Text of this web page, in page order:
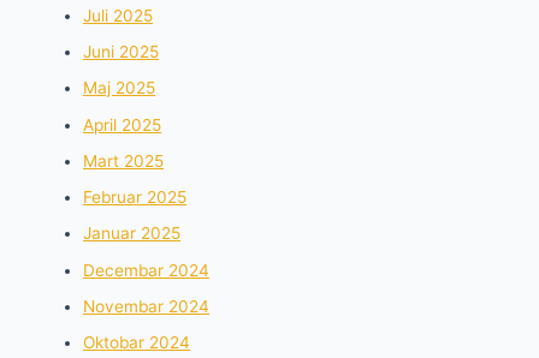
Juli 2025
Juni 2025
Maj 2025
April 2025
Mart 2025
Februar 2025
Januar 2025
Decembar 2024
Novembar 2024
Oktobar 2024